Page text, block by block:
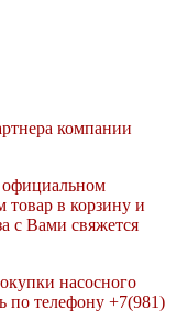
компании
в корзину и
с Вами свяжется
насосного
по телефону +7(981)